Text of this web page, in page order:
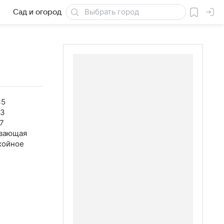
Сад и огород Товары для дачи